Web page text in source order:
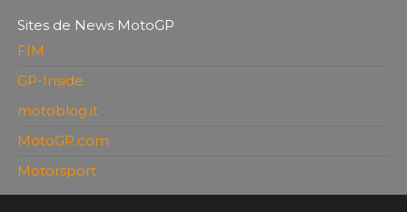
Sites de News MotoGP
FIM
GP-Inside
motoblog.it
MotoGP.com
Motorsport